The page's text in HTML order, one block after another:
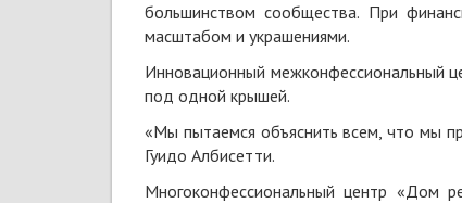
большинством сообщества. При
масштабом и украшениями.
Инновационный межконфессиональный
под одной крышей.
«Мы пытаемся объяснить всем, что мы
Гуидо Албисетти.
Многоконфессиональный центр «Дом